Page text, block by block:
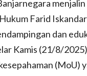
menjalin
Farid
dan
Kamis (21/8/
(MoU)